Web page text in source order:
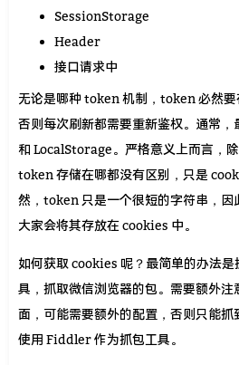
SessionStorage
Header
接口请求中
无论是哪种 token 机制，token 必然要
否则每次刷新都需要重新鉴权。通常
和 LocalStorage。严格意义上而言，
token 存储在哪都没有区别，只是
然，token 只是一个很短的字符串，因
大家会将其存放在 cookies 中。
如何获取 cookies 呢？最简单的办法
具，抓取微信浏览器的包。需要额外
面，可能需要额外的配置，否则只能抓
使用 Fiddler 作为抓包工具。